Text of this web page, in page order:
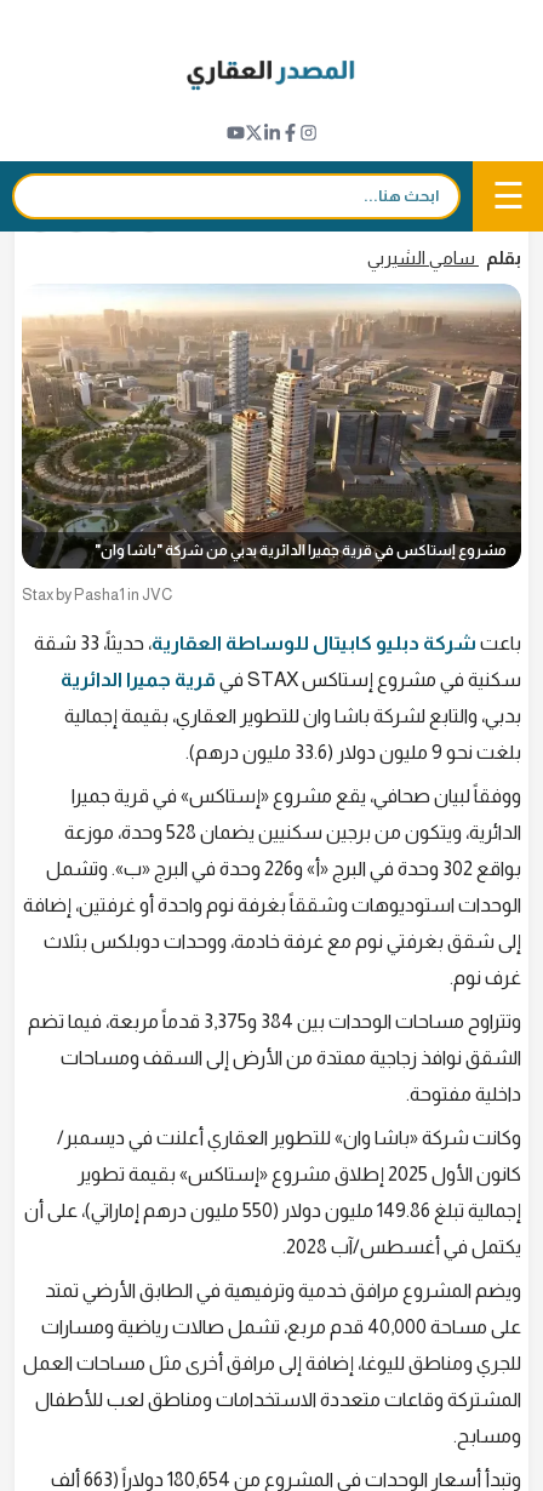
☰ بحث:
«دبليو كابيتال» تبيع 33 شقة في مشروع
إستاكس بدبي بقيمة 9 مليون دولار
27 مارس 2026 - 12:11 f
𝕏
in
بقلم سامي الشيربي
مشروع إستاكس في قرية جميرا الدائرية بدبي من شركة "باشا وان"
Stax by Pasha1 in JVC
باعت شركة دبليو كابيتال للوساطة العقارية
، حديثاً، 33 شقة
سكنية في مشروع إستاكس STAX في
قرية جميرا الدائرية
بدبي، والتابع لشركة باشا وان للتطوير العقاري، بقيمة إجمالية
بلغت نحو 9 مليون دولار (33.6 مليون درهم).
ووفقاً لبيان صحافي، يقع مشروع «إستاكس» في قرية جميرا
الدائرية، ويتكون من برجين سكنيين يضمان 528 وحدة، موزعة
بواقع 302 وحدة في البرج «أ» و226 وحدة في البرج «ب». وتشمل
الوحدات استوديوهات وشققاً بغرفة نوم واحدة أو غرفتين، إضافة
إلى شقق بغرفتي نوم مع غرفة خادمة، ووحدات دوبلكس بثلاث
غرف نوم.
وتتراوح مساحات الوحدات بين 384 و3,375 قدماً مربعة، فيما تضم
الشقق نوافذ زجاجية ممتدة من الأرض إلى السقف ومساحات
داخلية مفتوحة.
وكانت شركة «باشا وان» للتطوير العقاري أعلنت في ديسمبر/
كانون الأول 2025 إطلاق مشروع «إستاكس» بقيمة تطوير
إجمالية تبلغ 149.86 مليون دولار (550 مليون درهم إماراتي)، على أن
يكتمل في أغسطس/آب 2028.
ويضم المشروع مرافق خدمية وترفيهية في الطابق الأرضي تمتد
على مساحة 40,000 قدم مربع، تشمل صالات رياضية ومسارات
للجري ومناطق لليوغا، إضافة إلى مرافق أخرى مثل مساحات العمل
المشتركة وقاعات متعددة الاستخدامات ومناطق لعب للأطفال
ومسابح.
وتبدأ أسعار الوحدات في المشروع من 180,654 دولاراً (663 ألف